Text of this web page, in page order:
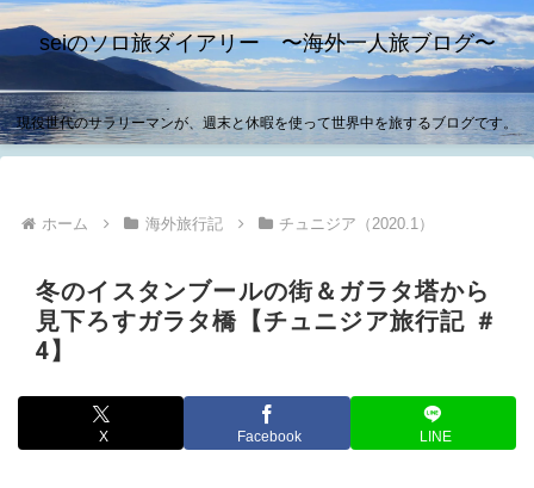
seiのソロ旅ダイアリー 〜海外一人旅ブログ〜
現役世代のサラリーマンが、週末と休暇を使って世界中を旅するブログです。
ホーム 海外旅行記 チュニジア（2020.1）
冬のイスタンブールの街＆ガラタ塔から
見下ろすガラタ橋【チュニジア旅行記 ＃
4】
X Facebook LINE